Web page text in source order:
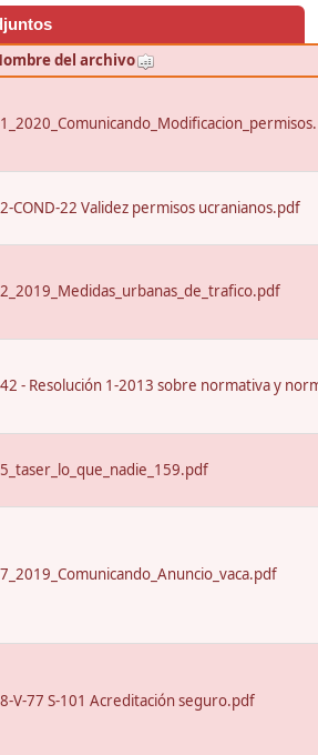
del archivo
COND-22 Validez permisos ucranianos.pdf
- Resolución 1-2013 sobre normativa y
V-77 S-101 Acreditación seguro.pdf